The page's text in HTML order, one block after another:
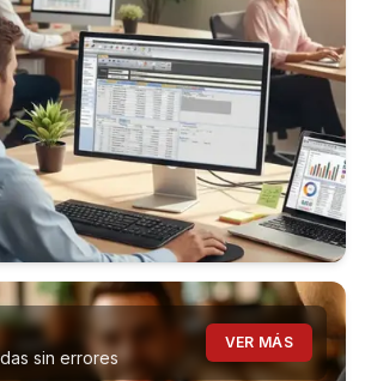
sin errores
VER MÁS